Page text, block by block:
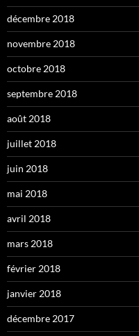
décembre 2018
novembre 2018
octobre 2018
septembre 2018
août 2018
juillet 2018
juin 2018
mai 2018
avril 2018
mars 2018
février 2018
janvier 2018
décembre 2017